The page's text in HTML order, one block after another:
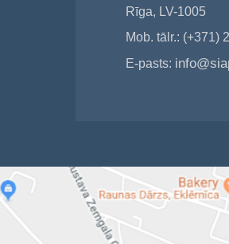
Rīga, LV-1005
Mob. tālr.: (+371)
E-pasts: